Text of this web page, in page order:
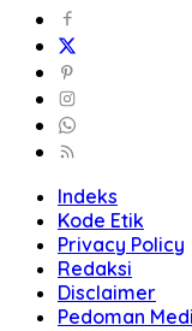
Indeks
Kode Etik
Privacy Policy
Redaksi
Disclaimer
Pedoman